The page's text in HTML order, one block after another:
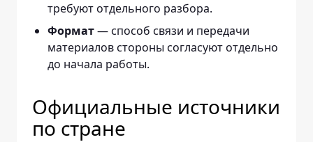
требуют отдельного разбора.
Формат— способ связи и передачи
материалов стороны согласуют отдельно
до начала работы.
Официальные источники
по стране